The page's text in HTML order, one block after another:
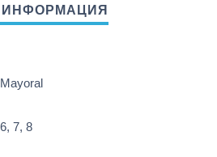
Mayoral
6, 7, 8